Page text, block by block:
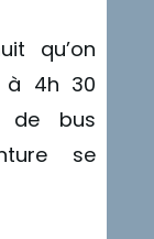
qu’on
à 4h 30
de bus
se